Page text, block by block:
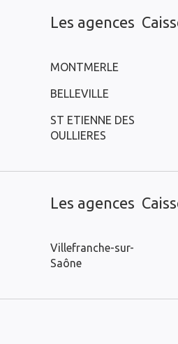
Les agences
MONTMERLE
BELLEVILLE
ST ETIENNE DES
OULLIERES
Les agences
Villefranche-sur-
Saône